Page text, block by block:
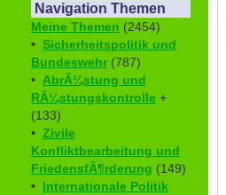
Navigation Themen
Meine Themen (2454)
• Sicherheitspolitik und
Bundeswehr (787)
• AbrÃ¼stung und
RÃ¼stungskontrolle +
(133)
• Zivile
Konfliktbearbeitung und
FriedensfÃ¶rderung (149)
• Internationale Politik